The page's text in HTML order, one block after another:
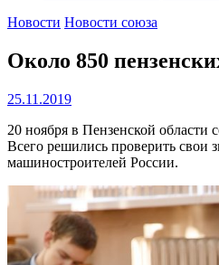
Новости Новости союза
Около 850
25.11.2019
20 ноября в Пензенской
Всего решились проверить свои
машиностроителей России.